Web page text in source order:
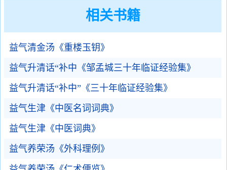
相关书籍
益气清金汤《重楼玉钥》
益气升清话“补中《邹孟城三十年临证经验集》
益气升清话“补中”《三十年临证经验集》
益气生津《中医名词词典》
益气生津《中医词典》
益气养荣汤《外科理例》